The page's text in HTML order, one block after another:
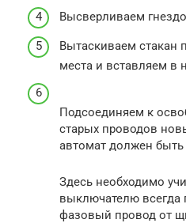
Высверливаем
Вытаскиваем стакан
места и вставляем в
Подсоединяем к
старых проводов
автомат должен
Здесь необходимо
выключателю всегда
фазовый провод от